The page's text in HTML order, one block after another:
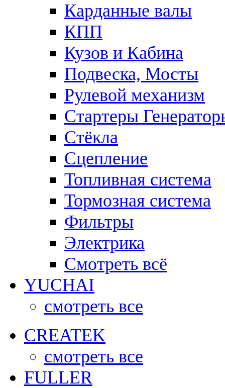
Карданные валы
КПП
Кузов и Кабина
Подвеска, Мосты
Рулевой механизм
Стартеры
Стёкла
Сцепление
Топливная система
Тормозная система
Фильтры
Электрика
Смотреть всё
YUCHAI
смотреть все
CREATEK
смотреть все
FULLER